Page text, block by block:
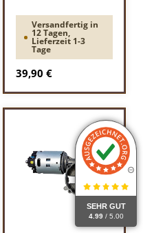
SEHR GUT
4.99 / 5.00
Versandfertig in
12 Tagen,
Lieferzeit 1-3
Tage
Regulärer Preis:
39,90 €